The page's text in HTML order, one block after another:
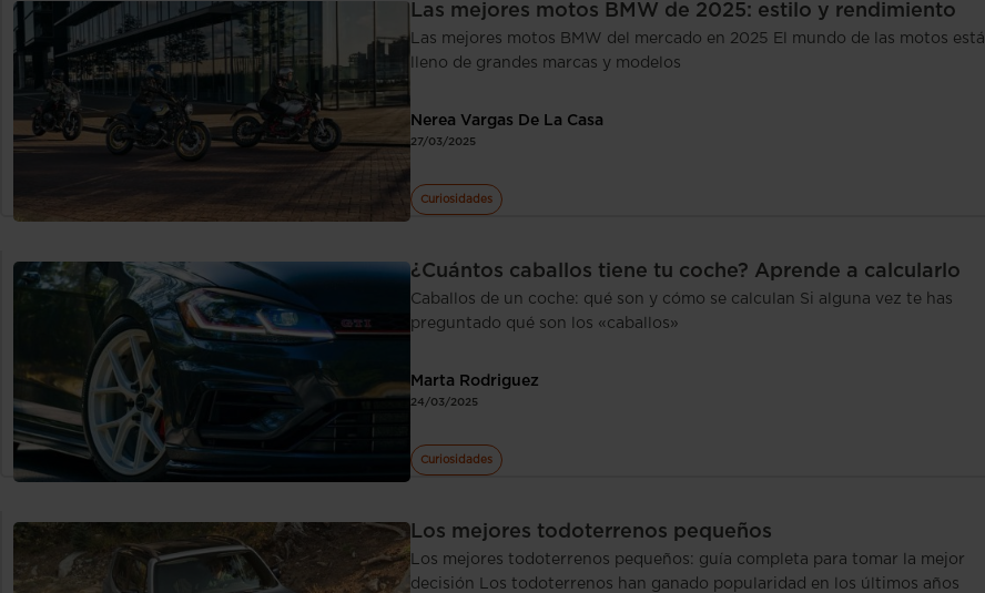
Las mejores motos BMW de 2025: estilo y rendimiento
Las mejores motos BMW del mercado en 2025 El mundo de las motos está
lleno de grandes marcas y modelos
Nerea Vargas De La Casa
27/03/2025
Curiosidades
¿Cuántos caballos tiene tu coche? Aprende a calcularlo
Caballos de un coche: qué son y cómo se calculan Si alguna vez te has
preguntado qué son los «caballos»
Marta Rodriguez
24/03/2025
Curiosidades
Los mejores todoterrenos pequeños
Los mejores todoterrenos pequeños: guía completa para tomar la mejor
decisión Los todoterrenos han ganado popularidad en los últimos años